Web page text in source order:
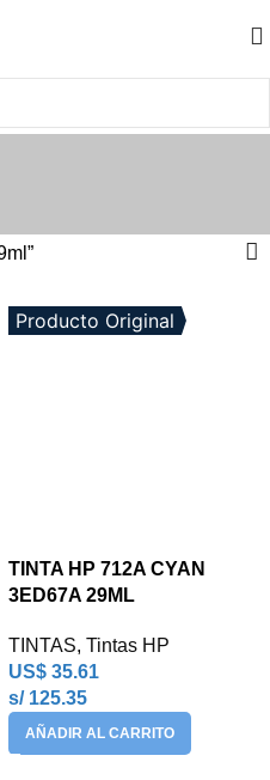
Producto Original
TINTA HP 712A CYAN
3ED67A 29ML
TINTAS, Tintas HP
US$ 35.61
s/ 125.35
AÑADIR AL CARRITO